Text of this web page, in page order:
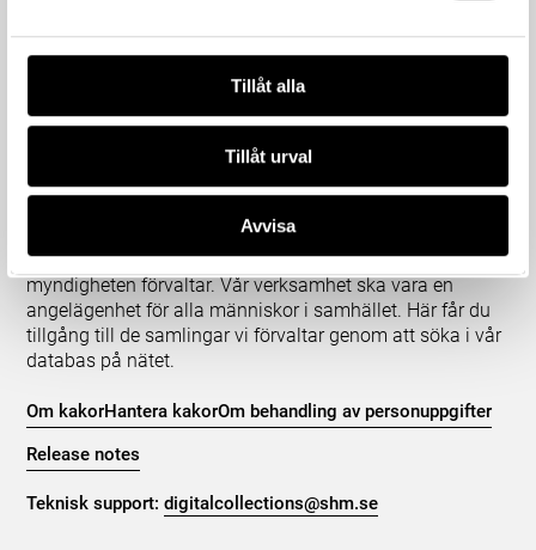
Tillåt alla
Tillåt urval
Avvisa
främja kunskapen om och intresset för Sveriges historia
och att bevara och utveckla det kulturarv som
myndigheten förvaltar. Vår verksamhet ska vara en
angelägenhet för alla människor i samhället. Här får du
tillgång till de samlingar vi förvaltar genom att söka i vår
databas på nätet.
Om kakorHantera kakorOm behandling av personuppgifter
Release notes
Teknisk support:digitalcollections@shm.se